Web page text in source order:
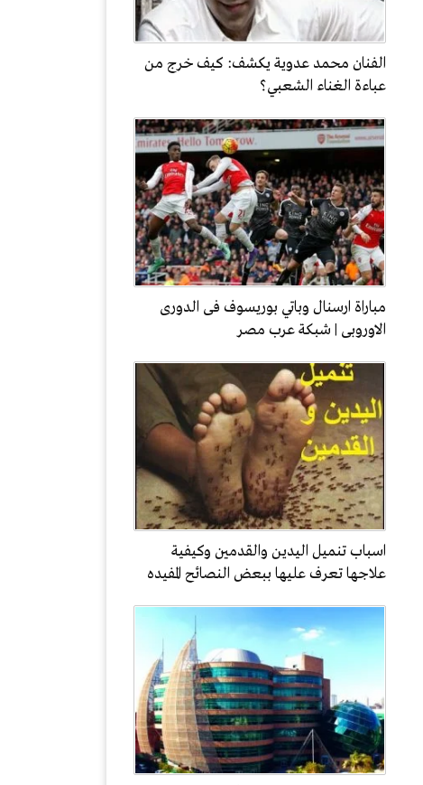
الفنان محمد عدوية يكشف: كيف خرج من
عباءة الغناء الشعبي؟
مباراة ارسنال وباتي بوريسوف فى الدورى
الاوروبى | شبكة عرب مصر
اسباب تنميل اليدين والقدمين وكيفية
علاجها تعرف عليها ببعض النصائح المفيده